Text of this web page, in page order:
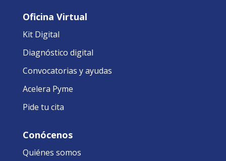
Oficina Virtual
Kit Digital
Diagnóstico digital
Convocatorias y ayudas
Acelera Pyme
Pide tu cita
Conócenos
Quiénes somos